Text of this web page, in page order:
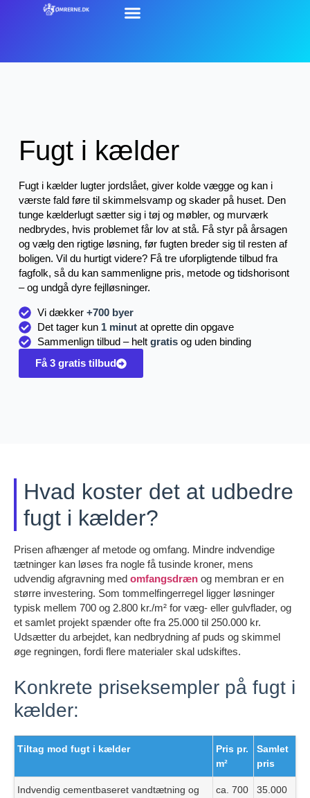
Fugt i kælder
Fugt i kælder lugter jordslået, giver kolde vægge og kan i
værste fald føre til skimmelsvamp og skader på huset. Den
tunge kælderlugt sætter sig i tøj og møbler, og murværk
nedbrydes, hvis problemet får lov at stå. Få styr på årsagen
og vælg den rigtige løsning, før fugten breder sig til resten af
boligen. Vil du hurtigt videre? Få tre uforpligtende tilbud fra
fagfolk, så du kan sammenligne pris, metode og tidshorisont
– og undgå dyre fejlløsninger.
Vi dækker+700 byer
Det tager kun 1 minut at oprette din opgave
Sammenlign tilbud – heltgratis og uden binding
Få 3 gratis tilbud
Hvad koster det at udbedre
fugt i kælder?
Prisen afhænger af metode og omfang. Mindre indvendige
tætninger kan løses fra nogle få tusinde kroner, mens
udvendig afgravning med omfangsdræn og membran er en
større investering. Som tommelfingerregel ligger løsninger
typisk mellem 700 og 2.800 kr./m² for væg- eller gulvflader, og
et samlet projekt spænder ofte fra 25.000 til 250.000 kr.
Udsætter du arbejdet, kan nedbrydning af puds og skimmel
øge regningen, fordi flere materialer skal udskiftes.
Konkrete priseksempler på fugt i
kælder:
Tiltag mod fugt i kælder
Pris pr.
m²
Samlet
pris
Indvendig cementbaseret vandtætning og
ca. 700
35.000